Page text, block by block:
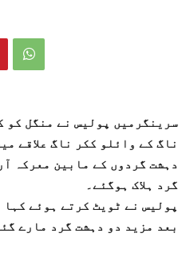
سرینگرمیں پولیس نے منگل کو
ناگ کے وائلو ککر ناگ علاقے
دہشت گردوں کے مابین معرکہ
گرد ہلاک ہوگئے۔
پولیس نے ٹویٹ کرتے ہوئے
بعد مزید دو دہشت گرد مارے